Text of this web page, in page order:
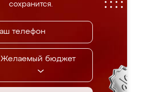
сохранится.
Желаемый бюджет